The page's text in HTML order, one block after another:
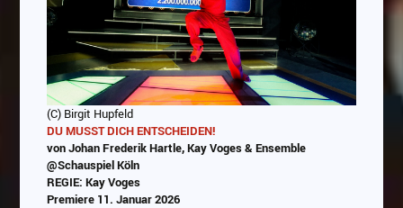
(C) Birgit Hupfeld
DU MUSST DICH ENTSCHEIDEN!
von Johan Frederik Hartle, Kay Voges & Ensemble
@Schauspiel Köln
REGIE: Kay Voges
Premiere 11. Januar 2026